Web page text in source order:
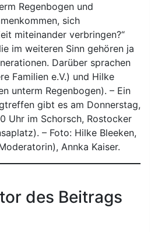
Regenbogen und
sich
miteinander verbringen?“
im weiteren Sinn gehören ja
Darüber sprachen
Familien e.V.) und Hilke
unterm Regenbogen). – Ein
gibt es am Donnerstag,
Uhr im Schorsch, Rostocker
– Foto: Hilke Bleeken,
Annka Kaiser.
des Beitrags